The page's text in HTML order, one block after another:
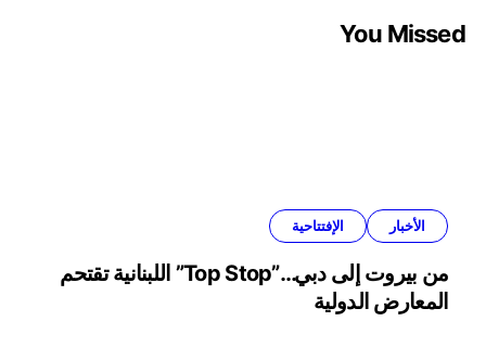
You Missed
الأخبار الإفتتاحية
من بيروت إلى دبي…”Top Stop” اللبنانية تقتحم
المعارض الدولية